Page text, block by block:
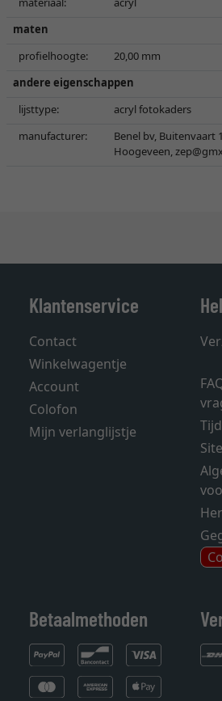
maten
profielhoogte:
20,00 mm
andere eigenschappen
lijsttype:
acryl fotokaders
manufacturer:
Benel bv, Buitenvaart
Hoogeveen,
Klantenservice
Contact
Winkelwagentje
Account
Colofon
Mijn verlanglijstje
Betaalmethoden